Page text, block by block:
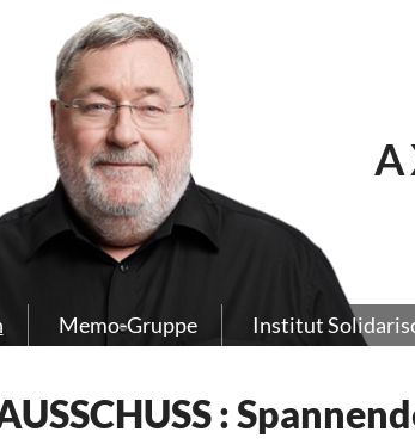
Memo-Gruppe Institut
: